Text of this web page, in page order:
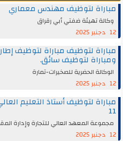
مباراة لتوظيف مهندس معماري
وكالة تهيئة ضفتي أبي رقراق
12 دجنبر 2025
مباراة لتوظيف مباراة لتوظيف
ومباراة لتوظيف سائق.
الوكالة الحضرية للصخيرات-تمارة
12 دجنبر 2025
مباراة لتوظيف أستاذ التعليم
11
مجموعة المعهد العالي للتجارة وإدارة
12 دجنبر 2025